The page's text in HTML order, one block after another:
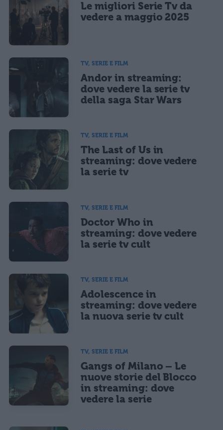
Le migliori Serie Tv da
vedere a maggio 2025
TV, SERIE E FILM
Andor in streaming:
dove vedere la serie tv
della saga Star Wars
TV, SERIE E FILM
The Last of Us in
streaming: dove vedere
la serie tv
TV, SERIE E FILM
Doctor Who in
streaming: dove vedere
la serie tv cult
TV, SERIE E FILM
Adolescence in
streaming: dove vedere
la nuova serie tv cult
TV, SERIE E FILM
Gangs of Milano – Le
nuove storie del Blocco
in streaming: dove
vedere la serie